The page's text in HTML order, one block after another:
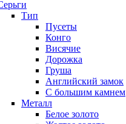
Тип
Пусеты
Конго
Висячие
Дорожка
Груша
Английский замок
С большим камнем
Металл
Белое золото